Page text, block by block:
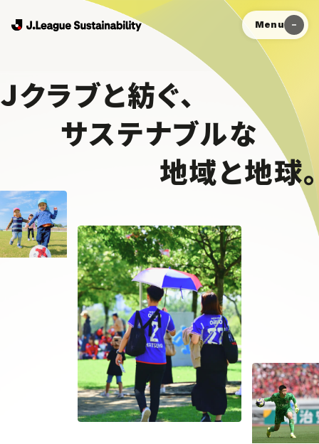
Menu
Ｊクラブと紡ぐ、
サステナブルな
地域と地球。